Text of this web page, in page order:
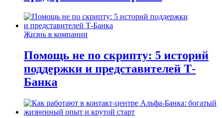
Жизнь в компании
Помощь не по скрипту: 5 историй
поддержки и представителей Т-
Банка